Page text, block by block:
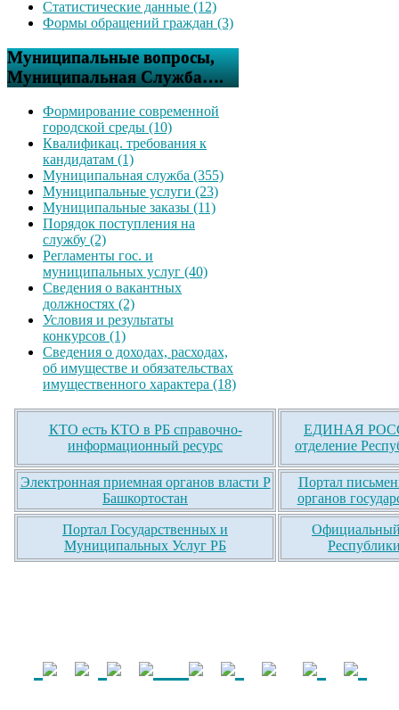
Статистические данные (12)
Формы обращений граждан (3)
Муниципальные вопросы,
Муниципальная Служба….
Формирование современной
городской среды (10)
Квалификац. требования к
кандидатам (1)
Муниципальная служба (355)
Муниципальные услуги (23)
Муниципальные заказы (11)
Порядок поступления на
службу (2)
Регламенты гос. и
муниципальных услуг (40)
Сведения о вакантных
должностях (2)
Условия и результаты
конкурсов (1)
Сведения о доходах, расходах,
об имуществе и обязательствах
имущественного характера (18)
КТО есть КТО в РБ справочно-
информационный ресурс
ЕДИНАЯ
отделение
Электронная приемная органов власти Р
Башкортостан
Портал
органов
Портал Государственных и
Муниципальных Услуг РБ
Официальный